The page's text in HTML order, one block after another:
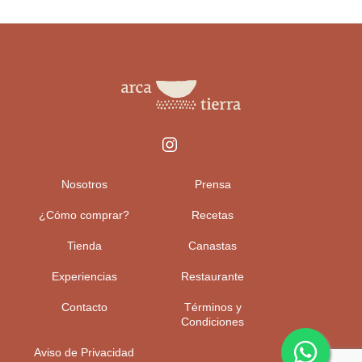
Nosotros Prensa
¿Cómo comprar? Recetas
Tienda Canastas
Experiencias Restaurante
Contacto
Términos y
Condiciones
Aviso de Privacidad